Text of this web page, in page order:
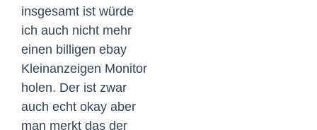
insgesamt ist würde
ich auch nicht mehr
einen billigen ebay
Kleinanzeigen Monitor
holen. Der ist zwar
auch echt okay aber
man merkt das der